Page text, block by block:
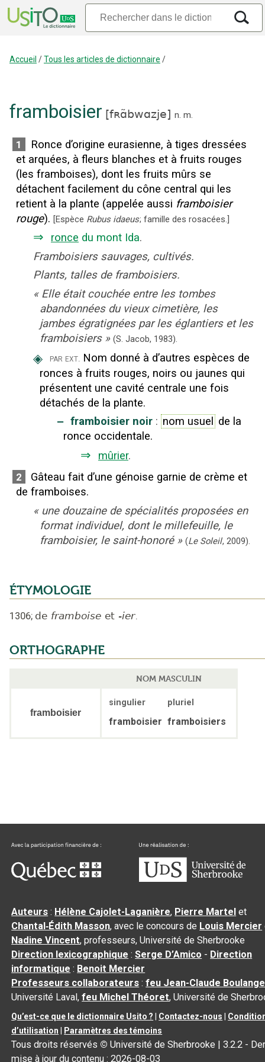
Accueil /Tous les articles de dictionnaire /
framboisier [fʀɑ̃bwɑzje] n. m.
1
Ronce d’origine eurasienne, à tiges dressées
et arquées, à fleurs blanches et à fruits rouges
(les framboises), dont les fruits mûrs se
détachent facilement du cône central qui les
retient à la plante (appelée aussi framboisier
rouge). [Espèce Rubus idaeus; famille des rosacées.]
⇒ ronce du mont Ida.
Framboisiers sauvages, cultivés.
Plants, talles de framboisiers.
« Elle était couchée entre les tombes
abandonnées du vieux cimetière, les
jambes égratignées par les églantiers et les
framboisiers » (S. Jacob, 1983).
◈ par ext. Nom donné à d’autres espèces de
ronces à fruits rouges, noirs ou jaunes qui
présentent une cavité centrale une fois
détachés de la plante.
‒ framboisier noir : nom usuel
de la
ronce occidentale.
⇒ mûrier.
2
Gâteau fait d’une génoise garnie de crème et
de framboises.
« une douzaine de spécialités proposées en
format individuel, dont le millefeuille, le
framboisier, le saint-honoré » (Le Soleil, 2009).
ÉTYMOLOGIE
1306; de framboise et -ier.
ORTHOGRAPHE
NOM MASCULIN
framboisier
singulier pluriel
framboisier framboisiers
Auteurs : Hélène Cajolet-Laganière, Pierre Martel et
Chantal‑Édith Masson, avec le concours de Louis Mercier
Nadine Vincent, professeurs, Université de Sherbrooke
Direction lexicographique :Serge D’Amico - Direction
informatique : Benoit Mercier
Professeurs collaborateurs :feu Jean-Claude
Université Laval,feu Michel Théoret, Université de
Qu’est-ce que le dictionnaire Usito ? Contactez-nous
d’utilisation
Paramètres des témoins
Tous droits réservés © Université de Sherbrooke |3.2.2 -
mise à jour du contenu :2026-08-03